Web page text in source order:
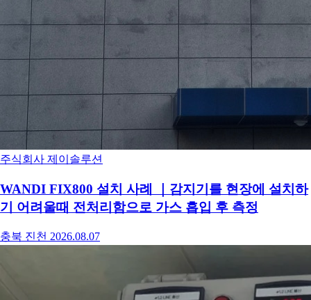
주식회사 제이솔루션
WANDI FIX800 설치 사례 ｜감지기를 현장에 설치하
기 어려울때 전처리함으로 가스 흡입 후 측정
충북 진천 2026.08.07